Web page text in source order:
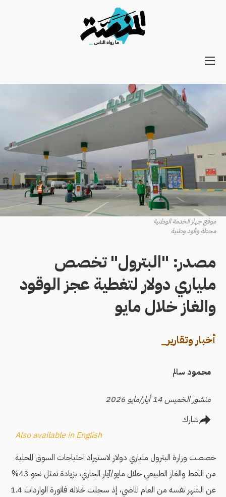
Main
Secondary
Navigation
موقع جهاز الخدمة الوطنية
محطة وقود وطنية
مصدر: "البترول" تخصص
ملياري دولار لتغطية عجز الوقود
والغاز خلال مايو
أخبار وتقارير_
محمود سالم
منشور الخميس 14 أيار/مايو 2026
شارك
Also available in English
خصصت وزارة البترول ملياري دولار لاستيراد احتياجات السوق المحلية
من النفط والغاز الطبيعي خلال مايو/آيار الجاري، بزيادة تمثل نحو 43%
عن الشهر نفسه من العام الماضي، إذ سجلت خلاله فاتورة الواردات 1.4